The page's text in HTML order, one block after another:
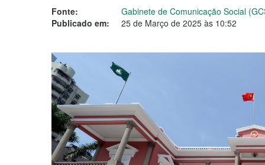
Fonte:
Gabinete de Comunicação Social
Publicado em:
25 de Março de 2025 às 10:52